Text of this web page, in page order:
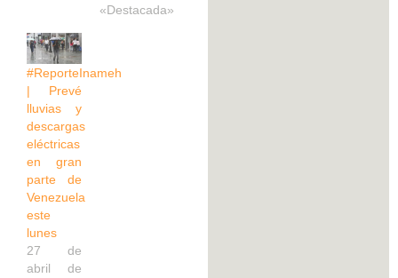
«Destacada»
#ReporteInameh
| Prevé
lluvias y
descargas
eléctricas
en gran
parte de
Venezuela
este
lunes
27 de
abril de